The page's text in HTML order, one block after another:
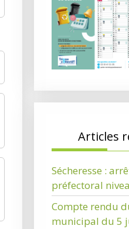
Articles
Sécheresse :
préfectoral
Compte rendu
municipal du 5